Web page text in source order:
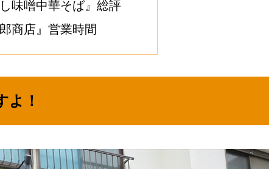
し味噌中華そば』総評
商店』営業時間
よ！